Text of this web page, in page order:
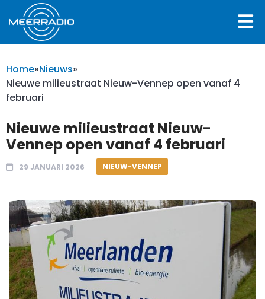
Home»Nieuws»
Nieuwe milieustraat Nieuw-Vennep open vanaf 4
februari
Nieuwe milieustraat Nieuw-
Vennep open vanaf 4 februari
29 JANUARI 2026 NIEUW-VENNEP